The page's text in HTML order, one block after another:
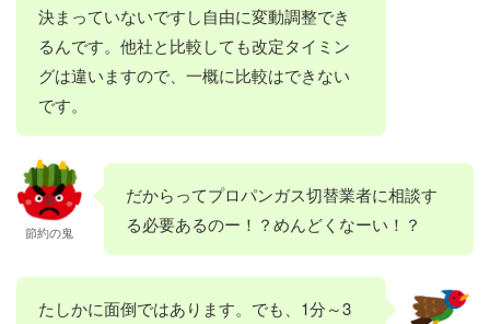
決まっていないですし自由に変動調整でき
るんです。他社と比較しても改定タイミン
グは違いますので、一概に比較はできない
です。
節約の鬼
だからってプロパンガス切替業者に相談す
る必要あるのー！？めんどくなーい！？
たしかに面倒ではあります。でも、1分～3